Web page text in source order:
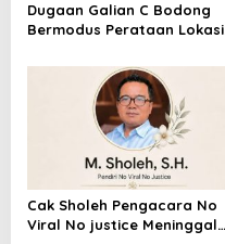
Dugaan Galian C Bodong
Bermodus Perataan Lokasi
Riau Akan Tinjauan Lokasi
Cak Sholeh Pengacara No
Viral No justice Meninggal